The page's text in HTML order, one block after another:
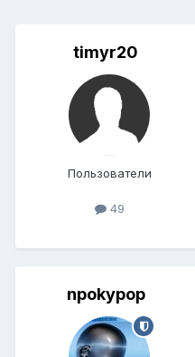
timyr20
Пользователи
49
npokypop